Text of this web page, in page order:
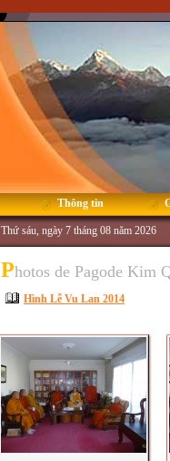
Thông tin
Thứ sáu, ngày 7 tháng 08 năm 2026
Photos de Pagode Kim
Hình Lễ Vu Lan 2014